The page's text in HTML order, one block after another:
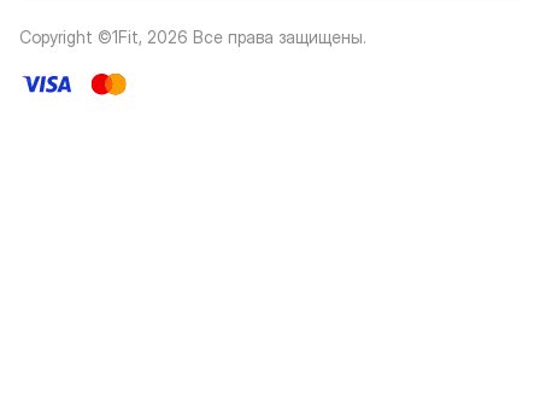
Copyright ©1Fit, 2026 Все права защищены.